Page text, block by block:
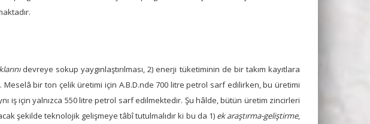
devreye sokup yaygınlaştırılması, 2) enerji tüketiminin de bir takım kayıtlara
Meselâ bir ton çelik üretimi için A.B.D.nde 700 litre petrol sarf edilirken, bu üretimi
iş için yalnızca 550 litre petrol sarf edilmektedir. Şu hâlde, bütün üretim zincirleri
şekilde teknolojik gelişmeye tâbî tutulmalıdır ki bu da 1) ek araştırma-geliştirme,